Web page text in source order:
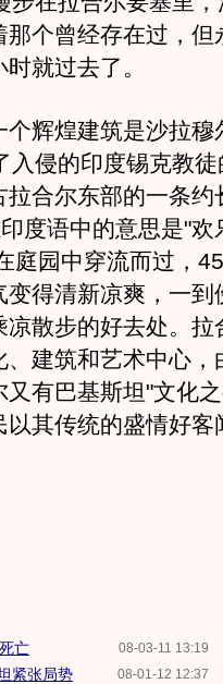
个曾经存在过，但
就过去了。
辉煌建筑是沙拉穆
入侵的印度锡克教
合尔东部的一条约
度语中的意思是"欢
庭园中穿流而过，
得清新凉爽，一到
凉散步的好去处。拉
建筑和艺术中心，
有巴基斯坦"文化
其传统的盛情好客
08-03-11 13:19
亡
08-01-12 12:37
紧张局势